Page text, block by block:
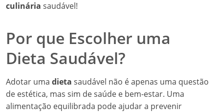
culinária saudável!
Por que Escolher uma
Dieta Saudável?
Adotar uma dieta saudável não é apenas uma questão
de estética, mas sim de saúde e bem-estar. Uma
alimentação equilibrada pode ajudar a prevenir